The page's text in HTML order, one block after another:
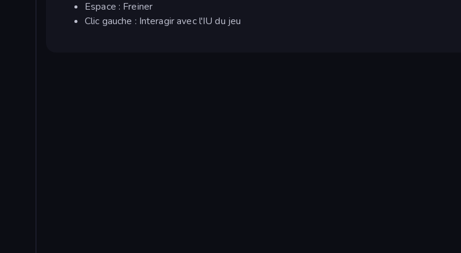
Espace : Freiner
Clic gauche : Interagir avec l'IU du jeu